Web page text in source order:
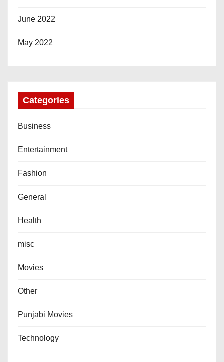
June 2022
May 2022
Categories
Business
Entertainment
Fashion
General
Health
misc
Movies
Other
Punjabi Movies
Technology